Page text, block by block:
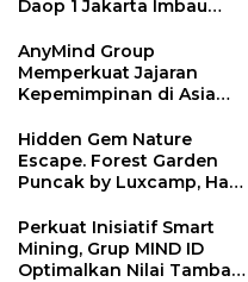
Daop 1 Jakarta Imbau
Awal
AnyMind Group
Memperkuat Jajaran
Kepemimpinan di Asia
Penunjukan Baru
Hidden Gem Nature
Escape. Forest Garden
Puncak by Luxcamp, Hadir
Luas, Asri, dan Penuh
Aktivitas
Perkuat Inisiatif Smart
Mining, Grup MIND ID
Optimalkan Nilai Tambah